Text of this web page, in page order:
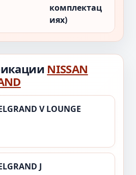
комплектац
иях)
NISSAN
V LOUNGE
J